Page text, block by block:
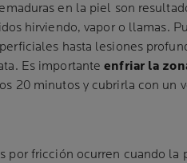
en la piel son
hirviendo, vapor o llamas.
hasta lesiones
Es importanteenfriar la
20 minutos y cubrirla con un
por fricción ocurren cuando la